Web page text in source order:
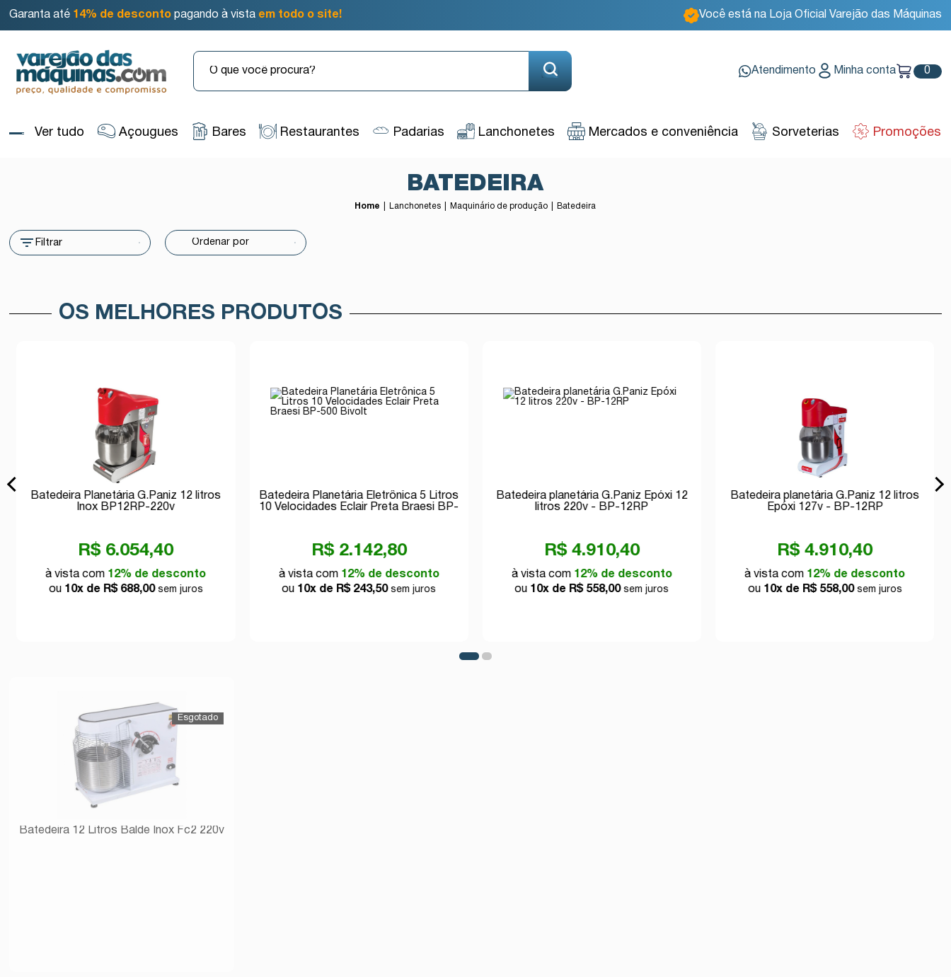
Garanta até 14% de desconto pagando à vista em todo o site! Você está na Loja Oficial Varejão das Máquinas
Atendimento Minha conta 0
Ver tudo Açougues Bares Restaurantes Padarias Lanchonetes Mercados e conveniência Sorveterias Promoções
BATEDEIRA
Home Lanchonetes Maquinário de produção Batedeira
Filtrar
OS MELHORES PRODUTOS
Batedeira Planetária G.Paniz 12 litros
Inox BP12RP-220v
R$ 6.054,40
à vista com 12% de desconto
ou 10x de R$ 688,00sem juros
Batedeira Planetária Eletrônica 5 Litros
10 Velocidades Eclair Preta Braesi BP-
R$ 2.142,80
à vista com 12% de desconto
ou 10x de R$ 243,50sem juros
Batedeira planetária G.Paniz Epóxi 12
litros 220v - BP-12RP
R$ 4.910,40
à vista com 12% de desconto
ou 10x de R$ 558,00sem juros
Batedeira planetária G.Paniz 12 litros
Epóxi 127v - BP-12RP
R$ 4.910,40
à vista com 12% de desconto
ou 10x de R$ 558,00sem juros
Batedeira 12 Litros Balde Inox Fc2 220v